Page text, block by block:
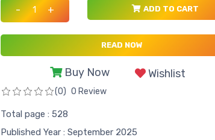
- + ADD TO CART
READ NOW
Buy Now Wishlist
(0) 0 Review
Total page : 528
Published Year : September 2025